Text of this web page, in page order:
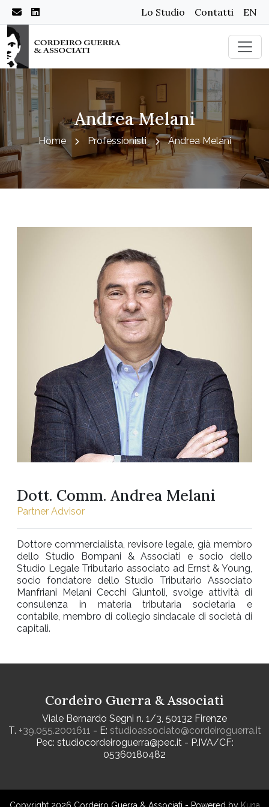
Lo Studio Contatti EN
Andrea Melani
Home Professionisti Andrea Melani
Dott. Comm. Andrea Melani
Partner Advisor
Dottore commercialista, revisore legale, già membro
dello Studio Bompani & Associati e socio dello
Studio Legale Tributario associato ad Ernst & Young,
socio fondatore dello Studio Tributario Associato
Manfriani Melani Cecchi Giuntoli, svolge attività di
consulenza in materia tributaria societaria e
contabile, membro di collegio sindacale di società di
capitali.
Cordeiro Guerra & Associati
Viale Bernardo Segni n. 1/3, 50132 Firenze
T. +39.055.2001611 - E: studioassociato@cordeiroguerra.it
Pec: studiocordeiroguerra@pec.it - P.IVA/CF:
05360180482